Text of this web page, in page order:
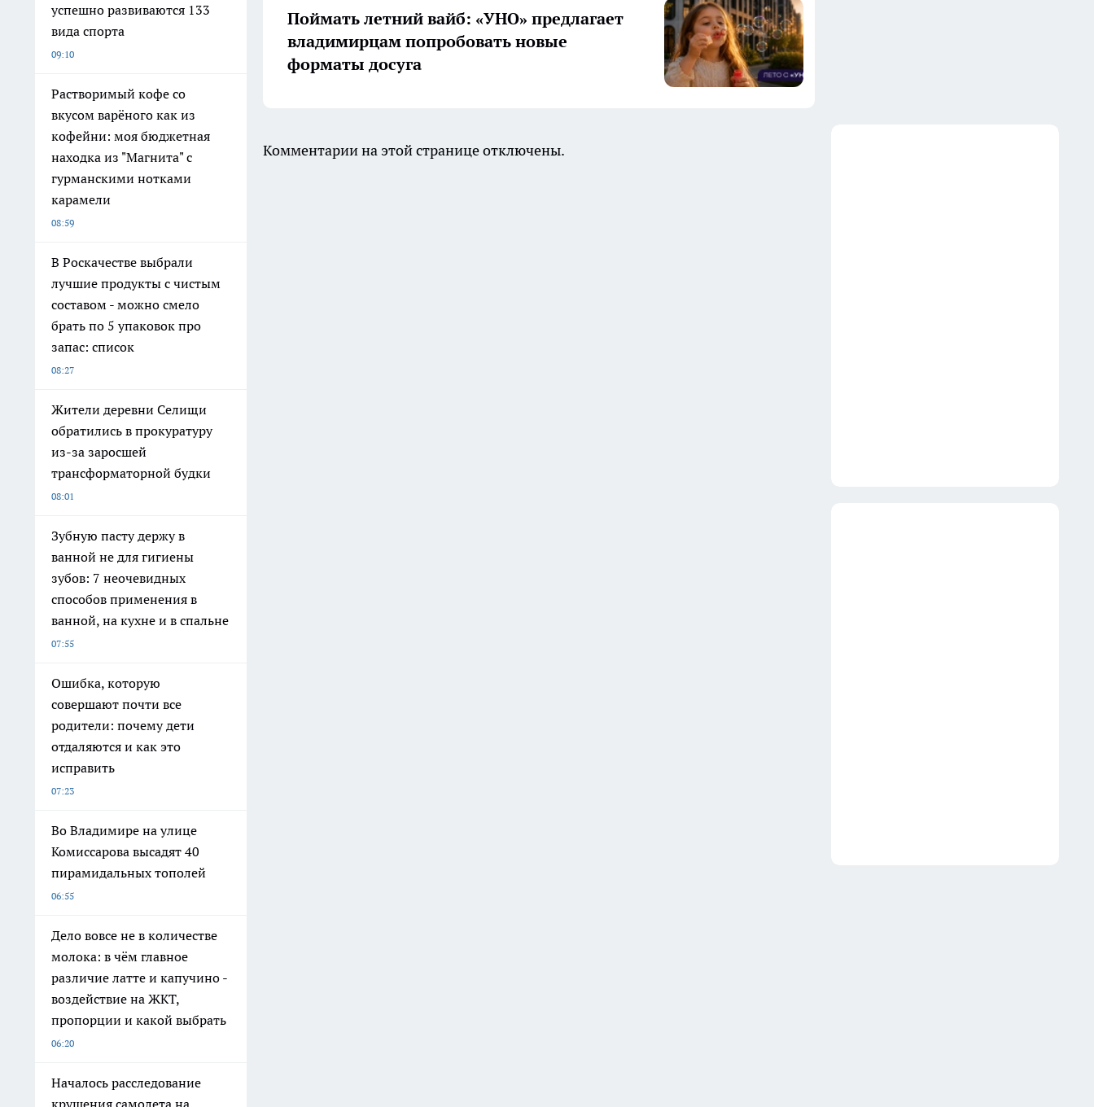
успешно развиваются 133
вида спорта
09:10
Растворимый кофе со
вкусом варёного как из
кофейни: моя бюджетная
находка из "Магнита" с
гурманскими нотками
карамели
08:59
В Роскачестве выбрали
лучшие продукты с чистым
составом - можно смело
брать по 5 упаковок про
запас: список
08:27
Жители деревни Селищи
обратились в прокуратуру
из-за заросшей
трансформаторной будки
08:01
Зубную пасту держу в
ванной не для гигиены
зубов: 7 неочевидных
способов применения в
ванной, на кухне и в спальне
07:55
Ошибка, которую
совершают почти все
родители: почему дети
отдаляются и как это
исправить
07:23
Во Владимире на улице
Комиссарова высадят 40
пирамидальных тополей
06:55
Дело вовсе не в количестве
молока: в чём главное
различие латте и капучино -
воздействие на ЖКТ,
пропорции и какой выбрать
06:20
Началось расследование
Поймать летний вайб: «УНО» предлагает
владимирцам попробовать новые
форматы досуга
Комментарии на этой странице отключены.